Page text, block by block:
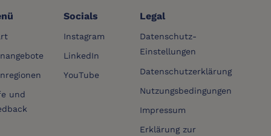
und
Socials
Instagram
LinkedIn
YouTube
Legal
Datenschutz-
Einstellungen
Datenschutzerklärung
Nutzungsbedingungen
Impressum
Erklärung zur